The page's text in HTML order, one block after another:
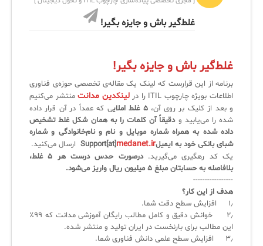
غلط‌‌گیر باش و جایزه بگیر!
غلط‌گیر باش و جایزه بگیر!
برنامه از این قرارست که لینک یک مقاله‌ی تخصصی حوزه‌ی فناوری
اطلاعات بویژه چارچوب ITIL را در
لینکدین مدانتمنتشر می‌کنیم
و بعد از کلیک بر روی آن،۵ غلط املای
ی که عمداً در آن قرار داده
شده را می‌یابید ودقیقاً آن کلمات را به همان شکل غلط تشخیص
داده شده به همراه شماره موبایل و نام و نام‌خانوادگی‌ و شماره
شبای بانکی خود به ایمیلSupport[at]medanet.ir
ارسال می‌کنید.
یک کد رهگیری می‌گیرید.
درصورت حدس درست هر ۵ غلط،
بلافاصله به حسابتان مبلغ ۵ میلیون ریال واریز می‌شود.
-----------------
هدف از این کار؟
۱٫ افزایش سطح دقت شما.
۲٫ خوانش دقیق و کامل مطالب رایگان آموزشی مدانت که ۹۹٪
این مطالب برای بارنخست در ایران تولید و منتشر شده.
۳٫ افزایش سطح علمی دانش فناوری شما.
کازیو
مدیریت خدمات سازمانی
سرویس دسک پلاس MSP
اندپوینت سنترال [سامانه مدیریت نقاط پایانی]
AD360
◆
Log360 ابزار SIEM
برنامه‌ساز هوشمند App Creator
سیستم هوشمند مدیریت فروش و فاکتور
راهکارهای مدیریتی فناوری اطلاعات برای مراکز آموزشی و دانشگاه‌ها
مدیریت خدمات منابع انسانی
CIs Control
مجموعه راهکارهای آیناک
لیست کامل 34 تمرین ITIL4
آموزش سیستم مدیریت خدمات فناوری اطلاعات
نکته‌های کلیدی برای مدیر انفورماتیک
آموزش‌ ویدیویی مفاهیم سرویس دسک
ITIL & SDP
◆
آموزش فارسی ITIL4
چارچوب ITIL برای همه
فلافلی_فناوری